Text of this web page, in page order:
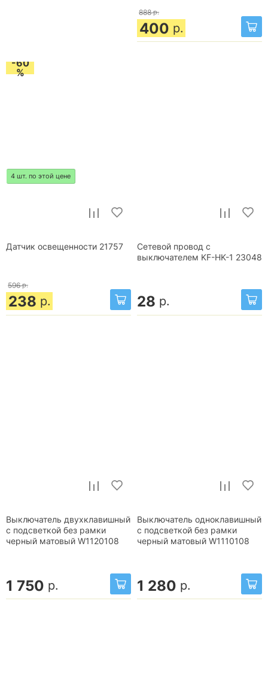
888 р.
400 р.
-60
%
4 шт. по этой цене
Датчик освещенности 21757
596 р.
238 р.
Сетевой провод с
выключателем KF-HK-1 23048
28 р.
Выключатель двухклавишный
с подсветкой без рамки
черный матовый W1120108
1 750 р.
Выключатель одноклавишный
с подсветкой без рамки
черный матовый W1110108
1 280 р.